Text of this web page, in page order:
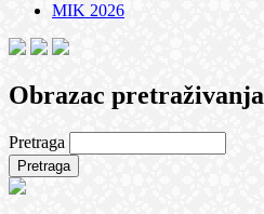
MIK 2026
Obrazac pretraživanja
Pretraga